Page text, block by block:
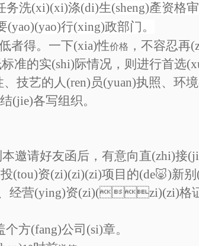
洗(xi)(xi)涤(di)生(sheng)產资格
行(xing)政部门。
者得。一下(xia)性价格 ，不容忍再
的实(shi)际情况，则进行首选
人(ren)员(yuan)执照、环境各
(jie)各写组织。
邀请好友函后，有意向直(zhi)接
(tou)资(zi)(zi)(zi)项目的(de🐷)新
、经营(ying)资(zi)(zi)(zi)格
方(fang)公司(si)章。